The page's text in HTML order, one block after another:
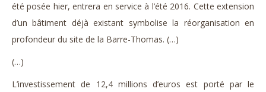
été posée hier, entrera en service à l’été 2016. Cette extension
d’un bâtiment déjà existant symbolise la réorganisation en
profondeur du site de la Barre-Thomas. (…)
(…)
L’investissement de 12,4 millions d’euros est porté par le